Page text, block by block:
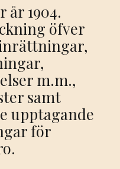
år 1904.
öfver
m.m.,
samt
upptagande
för